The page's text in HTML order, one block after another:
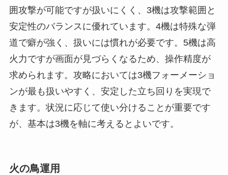
囲攻撃が可能ですが扱いにくく、3機は攻撃範囲と
安定性のバランスに優れています。4機は特殊な弾
道で癖が強く、扱いには慣れが必要です。5機は高
火力ですが画面が見づらくなるため、操作精度が
求められます。攻略においては3機フォーメーショ
ンが最も扱いやすく、安定した立ち回りを実現で
きます。状況に応じて使い分けることが重要です
が、基本は3機を軸に考えるとよいです。
火の鳥運用